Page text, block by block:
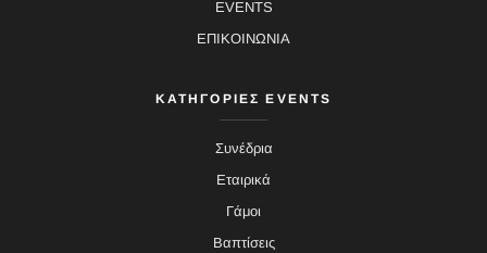
EVENTS
ΕΠΙΚΟΙΝΩΝΙΑ
ΚΑΤΗΓΟΡΙΕΣ EVENTS
Συνέδρια
Εταιρικά
Γάμοι
Βαπτίσεις